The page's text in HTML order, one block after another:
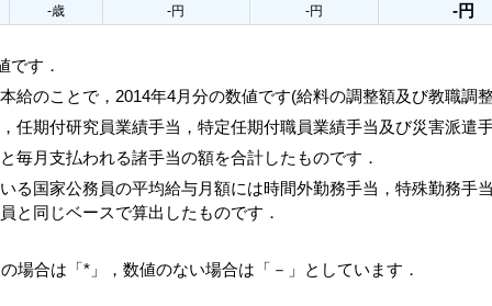
-歳 -円 -円 -円
です．
給のことで，2014年4月分の数値です(給料の調整額及び教職調
任期付研究員業績手当，特定任期付職員業績手当及び災害派遣
毎月支払われる諸手当の額を合計したものです．
る国家公務員の平均給与月額には時間外勤務手当，特殊勤務手
と同じベースで算出したものです．
場合は「*」，数値のない場合は「－」としています．